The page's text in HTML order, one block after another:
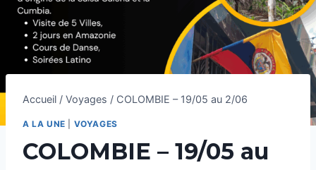
Accueil / Voyages / COLOMBIE – 19/05 au 2/06
A LA UNE VOYAGES
COLOMBIE – 19/05 au